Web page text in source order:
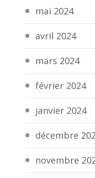
mai 2024
avril 2024
mars 2024
février 2024
janvier 2024
décembre
novembre